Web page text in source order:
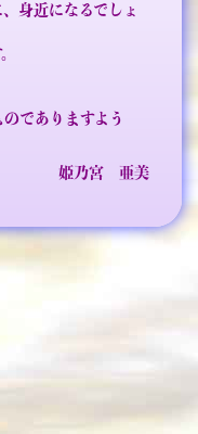
身近になるでしょ
でありますよう
姫乃宮 亜美